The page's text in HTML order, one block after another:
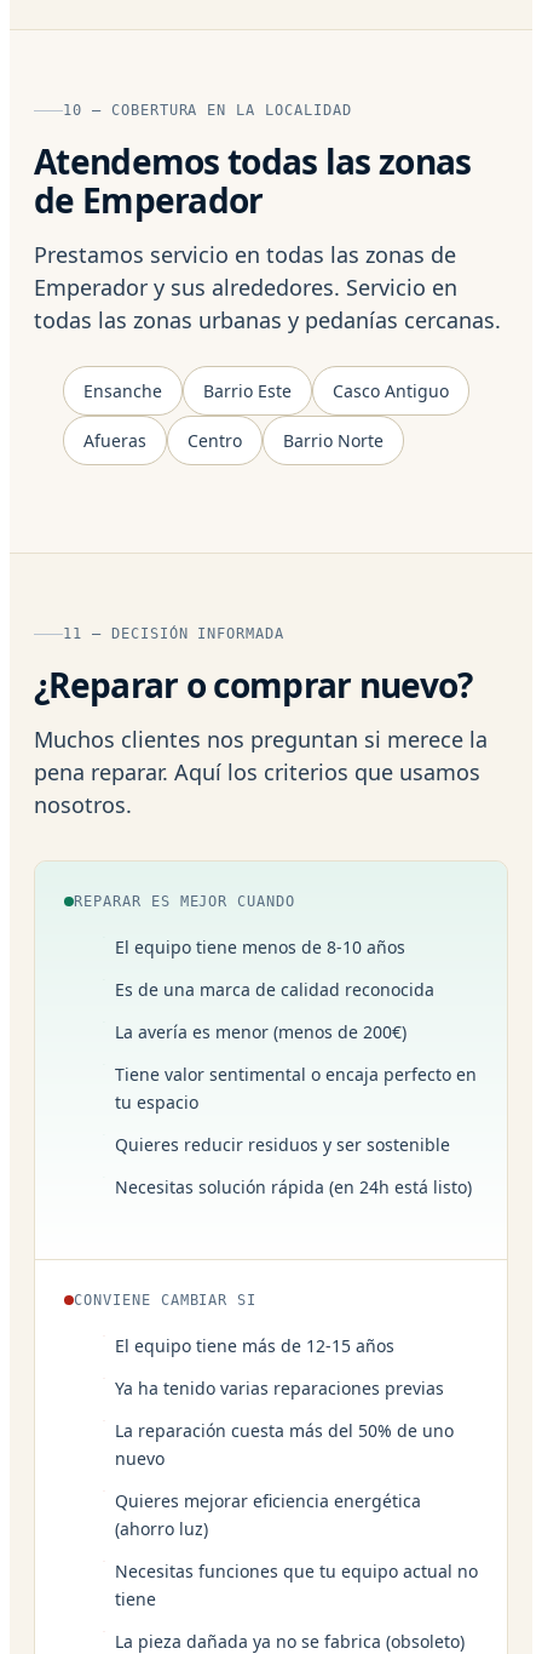
10 — COBERTURA EN LA LOCALIDAD
Atendemos todas las zonas
de Emperador
Prestamos servicio en todas las zonas de
Emperador y sus alrededores. Servicio en
todas las zonas urbanas y pedanías cercanas.
Ensanche Barrio Este Casco Antiguo
Afueras Centro Barrio Norte
11 — DECISIÓN INFORMADA
¿Reparar o comprar nuevo?
Muchos clientes nos preguntan si merece la
pena reparar. Aquí los criterios que usamos
nosotros.
REPARAR ES MEJOR CUANDO
El equipo tiene menos de 8-10 años
Es de una marca de calidad reconocida
La avería es menor (menos de 200€)
Tiene valor sentimental o encaja perfecto en
tu espacio
Quieres reducir residuos y ser sostenible
Necesitas solución rápida (en 24h está listo)
CONVIENE CAMBIAR SI
El equipo tiene más de 12-15 años
Ya ha tenido varias reparaciones previas
La reparación cuesta más del 50% de uno
nuevo
Quieres mejorar eficiencia energética
(ahorro luz)
Necesitas funciones que tu equipo actual no
tiene
La pieza dañada ya no se fabrica (obsoleto)